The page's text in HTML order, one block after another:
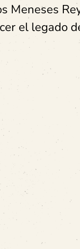
Meneses
el legado